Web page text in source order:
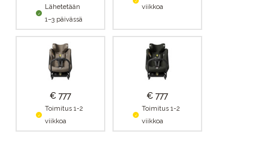
Lähetetään
1–3 päivässä
viikkoa
€ 777
Toimitus 1-2
viikkoa
€ 777
Toimitus 1-2
viikkoa